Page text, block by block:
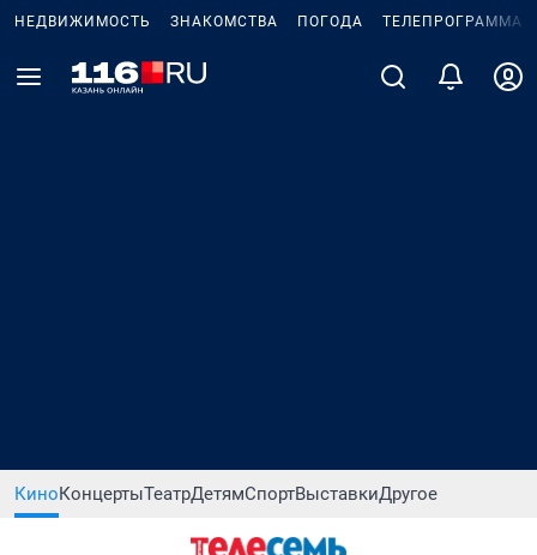
НЕДВИЖИМОСТЬ ЗНАКОМСТВА ПОГОДА ТЕЛЕПРОГРАММА
КиноКонцертыТеатрДетямСпортВыставкиДругое